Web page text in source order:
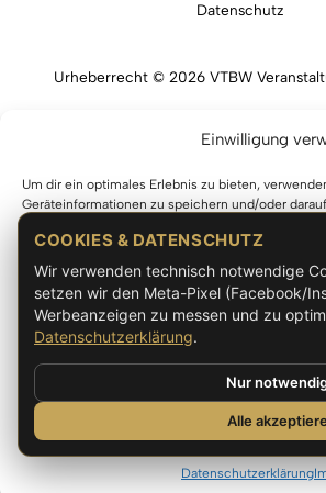
Einwilligung
Um dir ein optimales Erlebnis zu bieten,
Geräteinformationen zu speichern und/oder
auf dieser Website verarbeiten. Wenn du deine
zurückziehst, können bestimmte Merkmale und
Akzeptieren
Ablehnen
Einstellungen
Datenschutzerklärung
Datenschutz
Urheberrecht © 2026 VTBW
COOKIES & DATENSCHUTZ
Wir verwenden technisch notwendige
setzen wir den Meta-Pixel (Facebook/
Werbeanzeigen zu messen und zu
Datenschutzerklärung.
Nur
Alle